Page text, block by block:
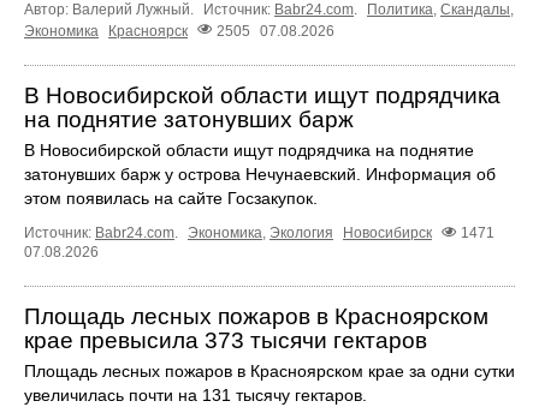
Автор: Валерий Лужный. Источник: Babr24.com. Политика, Скандалы,
Экономика
Красноярск 2505 07.08.2026
В Новосибирской области ищут подрядчика
на поднятие затонувших барж
В Новосибирской области ищут подрядчика на поднятие
затонувших барж у острова Нечунаевский. Информация об
этом появилась на сайте Госзакупок.
Источник: Babr24.com Экономика Экология Новосибирск
1471
07.08.2026
Площадь лесных пожаров в Красноярском
крае превысила 373 тысячи гектаров
Площадь лесных пожаров в Красноярском крае за одни сутки
увеличилась почти на 131 тысячу гектаров.